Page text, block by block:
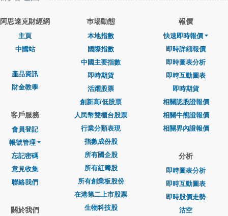
阿思達克財經網
主頁
中國站
產品資訊
財金教學
客戶服務
會員登記
帳號管理
忘記密碼
意見收集
聯絡我們
關於我們
巿場動態
本地指數
國際指數
中國主要指數
即時期貨
活躍股票
創新高/低股票
人民幣雙櫃台股票
行業分類表現
指數成份股
所有國企股
所有紅籌股
所有創業板股份
在港第二上市股票
生物科技股
報價
快速即時報價
即時詳細報價
即時圖表分析
即時互動圖表
即時期貨
相關認股證報價
相關牛熊證報價
相關界內證報價
分析
即時圖表分析
即時互動圖表
即時股價走勢
沽空